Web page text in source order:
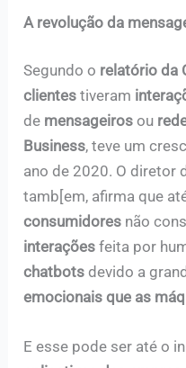
A revolução da
Segundo o relatório da
clientestiveram
de mensageirosou
Business, teve um
ano de 2020. O diretor
tamb[em, afirma que
consumidores não
interaçõesfeita por
chatbotsdevido a
emocionais que as
E esse pode ser até o